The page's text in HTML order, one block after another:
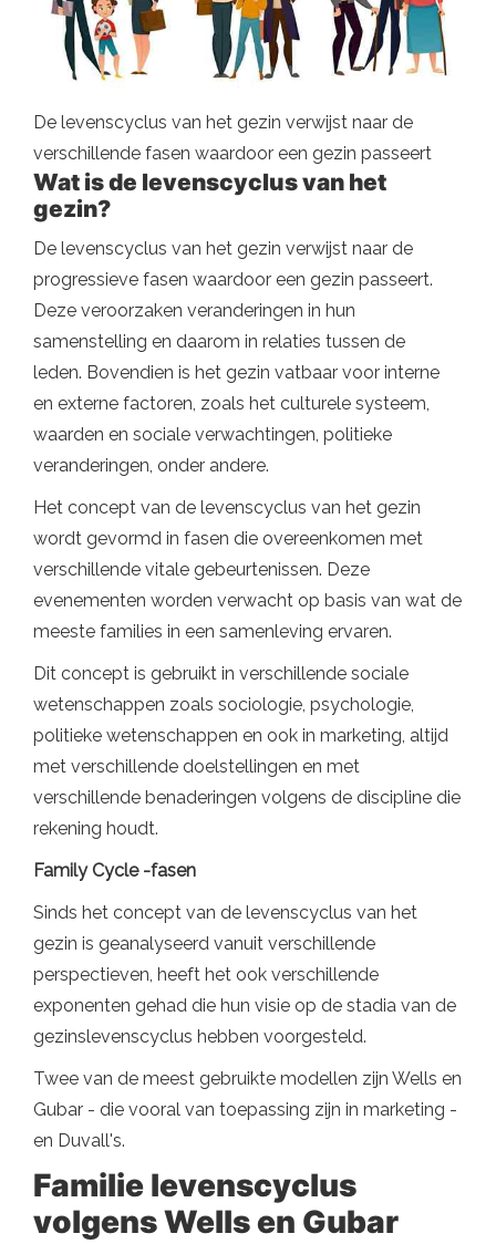
De levenscyclus van het gezin verwijst naar de
verschillende fasen waardoor een gezin passeert
Wat is de levenscyclus van het
gezin?
De levenscyclus van het gezin verwijst naar de
progressieve fasen waardoor een gezin passeert.
Deze veroorzaken veranderingen in hun
samenstelling en daarom in relaties tussen de
leden. Bovendien is het gezin vatbaar voor interne
en externe factoren, zoals het culturele systeem,
waarden en sociale verwachtingen, politieke
veranderingen, onder andere.
Het concept van de levenscyclus van het gezin
wordt gevormd in fasen die overeenkomen met
verschillende vitale gebeurtenissen. Deze
evenementen worden verwacht op basis van wat de
meeste families in een samenleving ervaren.
Dit concept is gebruikt in verschillende sociale
wetenschappen zoals sociologie, psychologie,
politieke wetenschappen en ook in marketing, altijd
met verschillende doelstellingen en met
verschillende benaderingen volgens de discipline die
rekening houdt.
Family Cycle -fasen
Sinds het concept van de levenscyclus van het
gezin is geanalyseerd vanuit verschillende
perspectieven, heeft het ook verschillende
exponenten gehad die hun visie op de stadia van de
gezinslevenscyclus hebben voorgesteld.
Twee van de meest gebruikte modellen zijn Wells en
Gubar - die vooral van toepassing zijn in marketing -
en Duvall's.
Familie levenscyclus
volgens Wells en Gubar